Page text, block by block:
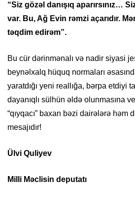
“Siz gözəl danışıq aparırsınız…
var. Bu, Ağ Evin rəmzi açarıdır.
təqdim edirəm”.
Bu cür dərinmənalı və nadir siyasi
beynəlxalq hüquq normaları
yaratdığı yeni reallığa, bərpa etdiyi
dayanıqlı sülhün əldə olunmasına
“qıyqacı” baxan bəzi dairələrə həm
mesajıdır!
Ülvi Quliyev
Milli Məclisin deputatı